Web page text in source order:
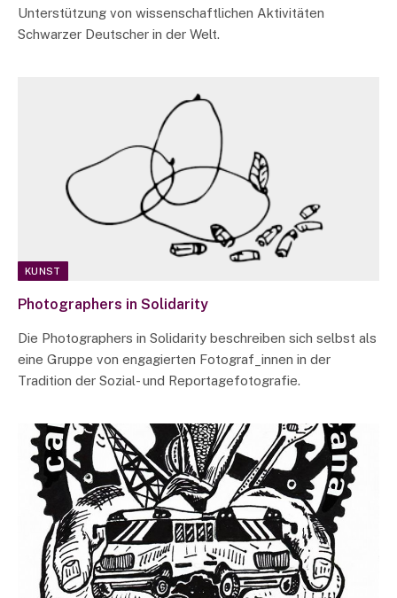
Unterstützung von wissenschaftlichen Aktivitäten
Schwarzer Deutscher in der Welt.
KUNST
Photographers in Solidarity
Die Photographers in Solidarity beschreiben sich selbst als
eine Gruppe von engagierten Fotograf_innen in der
Tradition der Sozial- und Reportagefotografie.